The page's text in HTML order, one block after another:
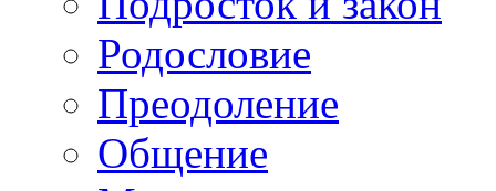
Родословие
Преодоление
Общение